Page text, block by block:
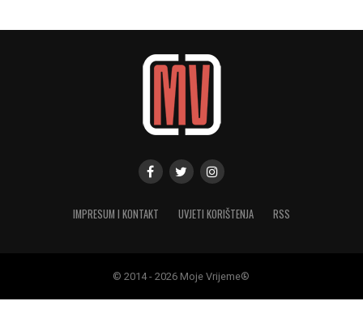
IMPRESUM I KONTAKT UVJETI KORIŠTENJA RSS
© 2014 - 2026 Moje Vrijeme®